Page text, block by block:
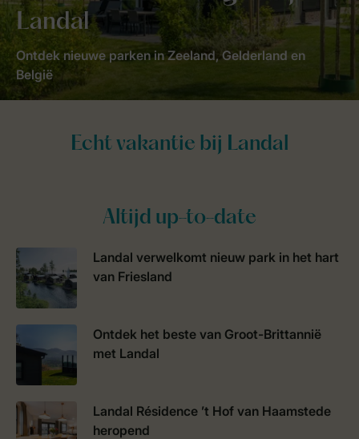
Landal
Ontdek nieuwe parken in Zeeland, Gelderland en
België
Altijd up-to-date
Landal verwelkomt nieuw park in het hart
van Friesland
Ontdek het beste van Groot-Brittannië
met Landal
Landal Résidence ’t Hof van Haamstede
heropend